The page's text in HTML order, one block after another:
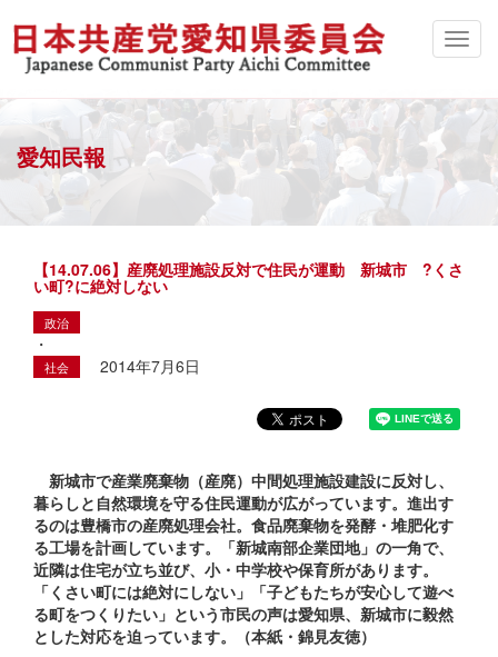
愛知民報
【14.07.06】産廃処理施設反対で住民が運動 新城市 ?くさ
い町?に絶対しない
政治
・
社会 2014年7月6日
新城市で産業廃棄物（産廃）中間処理施設建設に反対し、
暮らしと自然環境を守る住民運動が広がっています。進出す
るのは豊橋市の産廃処理会社。食品廃棄物を発酵・堆肥化す
る工場を計画しています。「新城南部企業団地」の一角で、
近隣は住宅が立ち並び、小・中学校や保育所があります。
「くさい町には絶対にしない」「子どもたちが安心して遊べ
る町をつくりたい」という市民の声は愛知県、新城市に毅然
とした対応を迫っています。（本紙・錦見友徳）